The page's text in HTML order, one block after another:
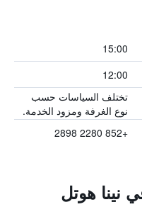
15:00
12:00
تختلف السياسات حسب
نوع الغرفة ومزود الخدمة.
+852 2280 2898
نينا هوتل